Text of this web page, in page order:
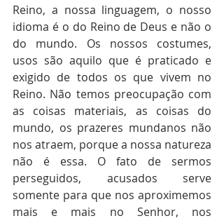
Reino, a nossa linguagem, o nosso
idioma é o do Reino de Deus e não o
do mundo. Os nossos costumes,
usos são aquilo que é praticado e
exigido de todos os que vivem no
Reino. Não temos preocupação com
as coisas materiais, as coisas do
mundo, os prazeres mundanos não
nos atraem, porque a nossa natureza
não é essa. O fato de sermos
perseguidos, acusados serve
somente para que nos aproximemos
mais e mais no Senhor, nos